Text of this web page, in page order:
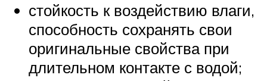
стойкость к воздействию влаги,
способность сохранять свои
оригинальные свойства при
длительном контакте с водой;